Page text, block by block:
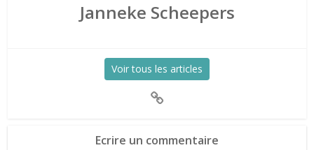
Janneke Scheepers
Voir tous les articles
Ecrire un commentaire